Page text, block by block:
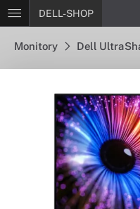
DELL-SHOP
Monitory Dell